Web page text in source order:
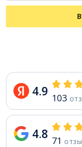
4.9 103
4.8 71